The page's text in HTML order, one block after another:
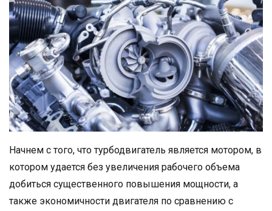
Начнем с того, что турбодвигатель является мотором, в
котором удается без увеличения рабочего объема
добиться существенного повышения мощности, а
также экономичности двигателя по сравнению с